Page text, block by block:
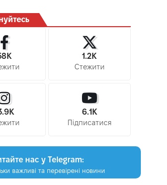
1.2K
Стежити
6.1K
Підписатися
нас у Telegram:
важливі та перевірені новини